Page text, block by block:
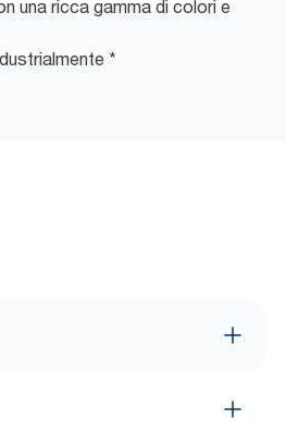
una ricca gamma di colori e
*